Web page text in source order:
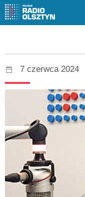
7 czerwca 2024